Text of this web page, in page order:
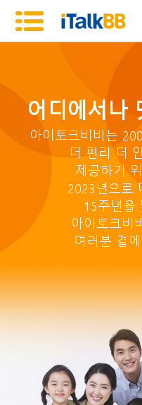
어디에서나
아이토크비비는
더 편리 더
제공하기
2023년으로
15주년을
아이토크비
여러분 곁